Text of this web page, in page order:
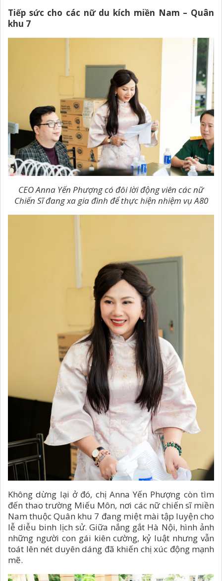
Tiếp sức cho các nữ du kích miền Nam – Quân
khu 7
CEO Anna Yến Phượng có đôi lời động viên các nữ
Chiến Sĩ đang xa gia đình để thực hiện nhiệm vụ A80
Không dừng lại ở đó, chị Anna Yến Phượng còn tìm
đến thao trường Miếu Môn, nơi các nữ chiến sĩ miền
Nam thuộc Quân khu 7 đang miệt mài tập luyện cho
lễ diễu binh lịch sử. Giữa nắng gắt Hà Nội, hình ảnh
những người con gái kiên cường, kỷ luật nhưng vẫn
toát lên nét duyên dáng đã khiến chị xúc động mạnh
mẽ.